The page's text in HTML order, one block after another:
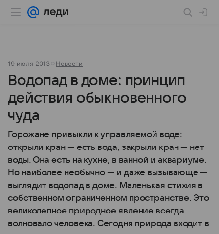
19 июля 2013 Новости
Водопад в доме: принцип
действия обыкновенного
чуда
Горожане привыкли к управляемой воде:
открыли кран — есть вода, закрыли кран — нет
воды. Она есть на кухне, в ванной и аквариуме.
Но наиболее необычно — и даже вызывающе —
выглядит водопад в доме. Маленькая стихия в
собственном ограниченном пространстве. Это
великолепное природное явление всегда
волновало человека. Сегодня природа входит в